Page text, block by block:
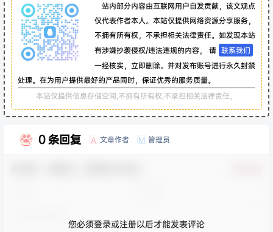
站内部分内容由互联网用户自发贡献，该文观点
仅代表作者本人。本站仅提供网络资源分享服务，
不拥有所有权，不承担相关法律责任。如发现本站
有涉嫌抄袭侵权/违法违规的内容， 请 联系我们
一经核实，立即删除。并对发布账号进行永久封禁
处理。在为用户提供最好的产品同时，保证优秀的服务质量。
本站仅提供信息存储空间,不拥有所有权,不承担相关法律责任。
0 条回复 A 文章作者 M 管理员
您必须登录或注册以后才能发表评论